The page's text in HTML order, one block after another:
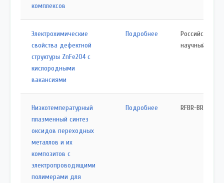
комплексов
Электрохимические
свойства дефектной
структуры ZnFe2O4 с
кислородными
вакансиями
Подробнее
Российский
научный фонд
Низкотемпературный
плазменный синтез
оксидов переходных
металлов и их
композитов с
электропроводящими
полимерами для
Подробнее RFBR-BRFFR